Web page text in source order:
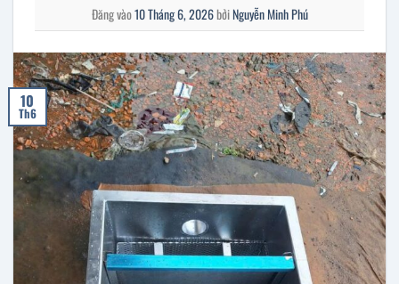
Đăng vào10 Tháng 6, 2026bởiNguyễn Minh Phú
10
Th6